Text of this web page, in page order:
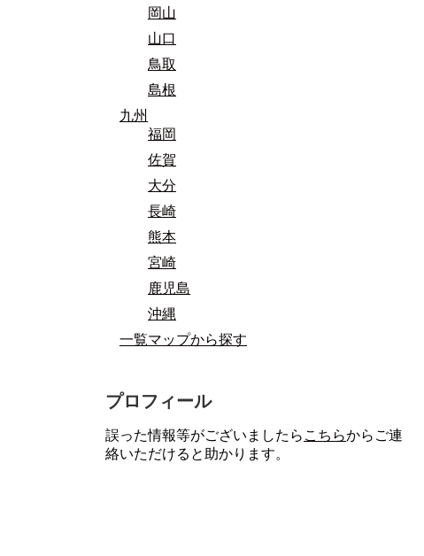
岡山
山口
鳥取
島根
九州
福岡
佐賀
大分
長崎
熊本
宮崎
鹿児島
沖縄
一覧マップから探す
プロフィール
誤った情報等がございましたら こちらからご連
絡いただけると助かります。